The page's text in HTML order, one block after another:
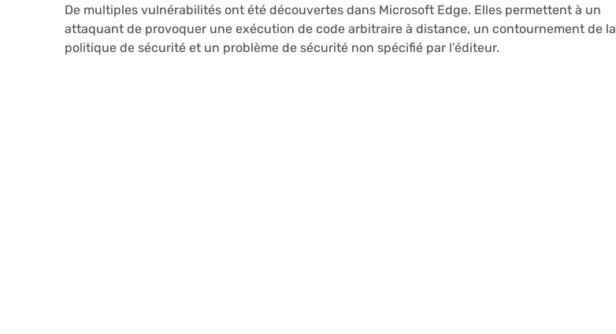
De multiples vulnérabilités ont été découvertes dans Microsoft Edge. Elles permettent à un
attaquant de provoquer une exécution de code arbitraire à distance, un contournement de la
politique de sécurité et un problème de sécurité non spécifié par l’éditeur.